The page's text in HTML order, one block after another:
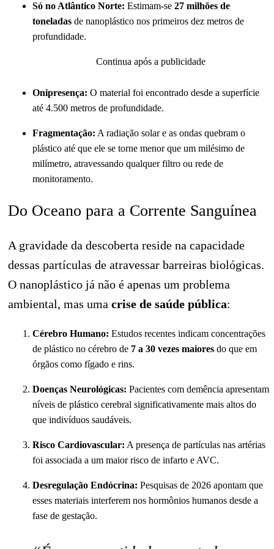
Só no Atlântico Norte: Estimam-se 27 milhões de
toneladas de nanoplástico nos primeiros dez metros de
profundidade.
Continua após a publicidade
Onipresença: O material foi encontrado desde a superfície
até 4.500 metros de profundidade.
Fragmentação: A radiação solar e as ondas quebram o
plástico até que ele se torne menor que um milésimo de
milímetro, atravessando qualquer filtro ou rede de
monitoramento.
Do Oceano para a Corrente Sanguínea
A gravidade da descoberta reside na capacidade
dessas partículas de atravessar barreiras biológicas.
O nanoplástico já não é apenas um problema
ambiental, mas uma crise de saúde pública:
Cérebro Humano: Estudos recentes indicam concentrações
de plástico no cérebro de 7 a 30 vezes maiores do que em
órgãos como fígado e rins.
Doenças Neurológicas: Pacientes com demência apresentam
níveis de plástico cerebral significativamente mais altos do
que indivíduos saudáveis.
Risco Cardiovascular: A presença de partículas nas artérias
foi associada a um maior risco de infarto e AVC.
Desregulação Endócrina: Pesquisas de 2026 apontam que
esses materiais interferem nos hormônios humanos desde a
fase de gestação.